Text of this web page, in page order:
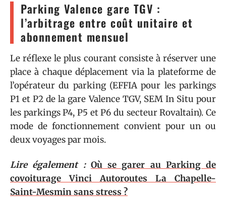
Parking Valence gare TGV :
l’arbitrage entre coût unitaire et
abonnement mensuel
Le réflexe le plus courant consiste à réserver une
place à chaque déplacement via la plateforme de
l’opérateur du parking (EFFIA pour les parkings
P1 et P2 de la gare Valence TGV, SEM In Situ pour
les parkings P4, P5 et P6 du secteur Rovaltain). Ce
mode de fonctionnement convient pour un ou
deux voyages par mois.
Lire également : Où se garer au Parking de
covoiturage Vinci Autoroutes La Chapelle-
Saint-Mesmin sans stress ?